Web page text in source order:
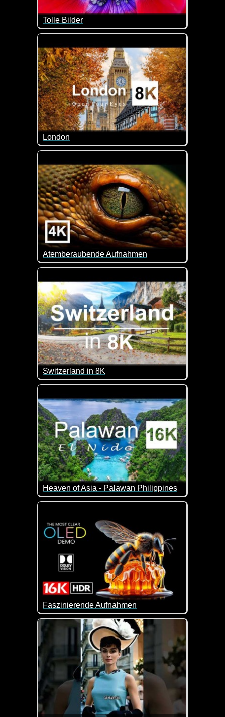
Tolle Bilder
Ein super Video mit unheimlich vielen schönen
London
London ist eine faszinierende Stadt. Lust auf eine
Atemberaubende Aufnahmen
Eine tolle Zusammenstellung schöner Aufnahmen
Switzerland in 8K
Geniale Eindrücke von der Schweiz. Einfach
Heaven of Asia - Palawan Philippines
Was für eine traumhafte Natur. Palawan ist die
Faszinierende Aufnahmen
Super Aufnahmen in einer Spitzenqualität.